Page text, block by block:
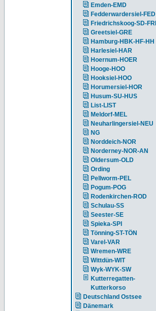
Emden-EMD
Fedderwardersiel-FED
Friedrichskoog-SD-FRI
Greetsiel-GRE
Hamburg-HBK-HF-HH
Harlesiel-HAR
Hoernum-HOER
Hooge-HOO
Hooksiel-HOO
Horumersiel-HOR
Husum-SU-HUS
List-LIST
Meldorf-MEL
Neuharlingersiel-NEU
NG
Norddeich-NOR
Norderney-NOR-AN
Oldersum-OLD
Ording
Pellworm-PEL
Pogum-POG
Rodenkirchen-ROD
Schulau-SS
Seester-SE
Spieka-SPI
Tönning-ST-TÖN
Varel-VAR
Wremen-WRE
Wittdün-WIT
Wyk-WYK-SW
Kutterregatten-
Kutterkorso
Deutschland Ostsee
Dänemark